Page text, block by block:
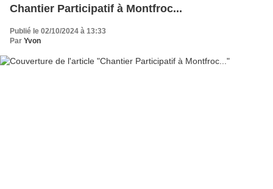
Chantier Participatif à Montfroc...
Publié le 02/10/2024 à 13:33
Par Yvon